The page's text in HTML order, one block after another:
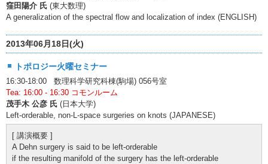
窪田陽介 氏 (東大数理)
A generalization of the spectral flow and localization of index (ENGLISH)
2013年06月18日(火)
トポロジー火曜セミナー
16:30-18:00 数理科学研究科棟(駒場) 056号室
Tea: 16:00 - 16:30 コモンルーム
茂手木 公彦 氏 (日本大学)
Left-orderable, non-L-space surgeries on knots (JAPANESE)
[ 講演概要 ]
A Dehn surgery is said to be left-orderable
if the resulting manifold of the surgery has the left-orderable